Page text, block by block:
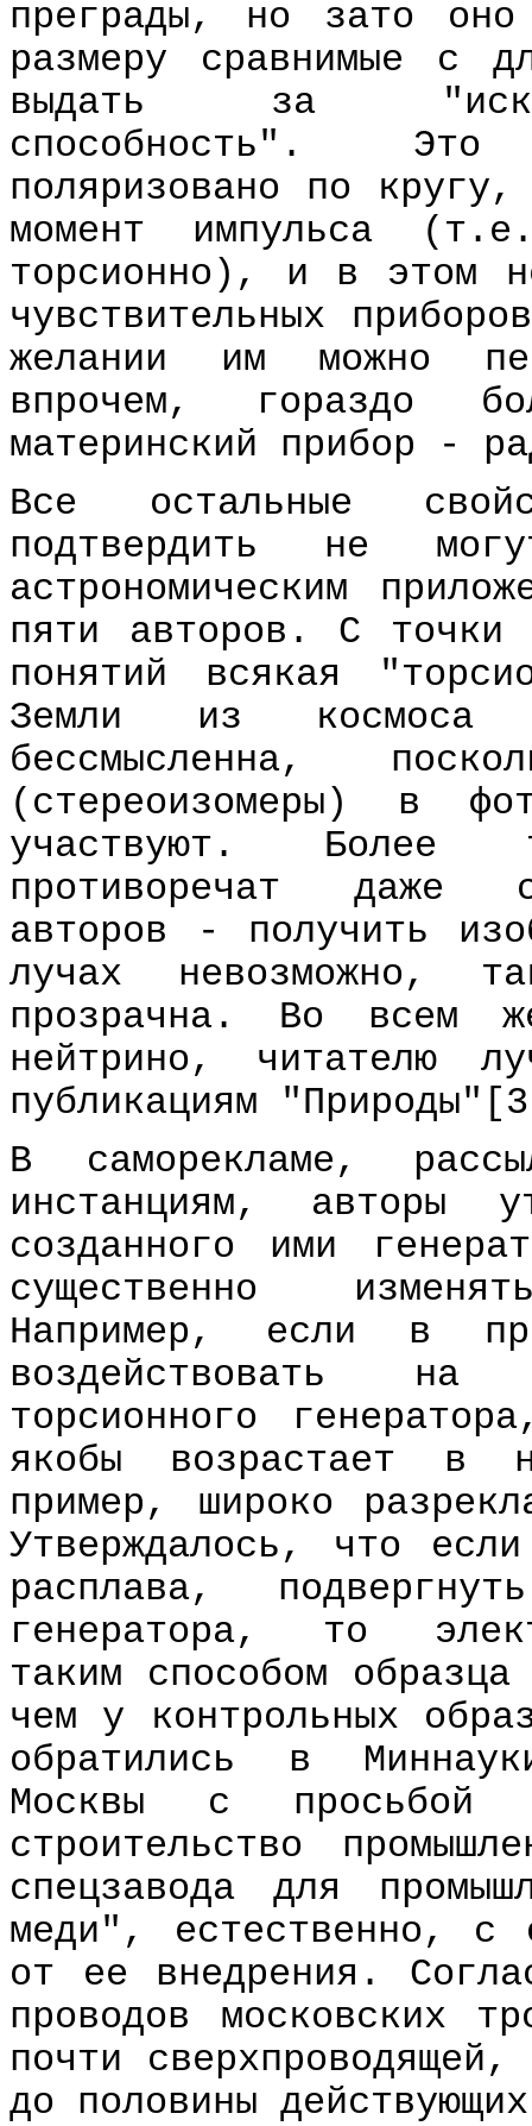
преграды, но зато
размеру сравнимые с
выдать за
способность". Это
поляризовано по кругу,
момент импульса
торсионно), и в этом
чувствительных
желании им можно
впрочем, гораздо
материнский прибор -
Все остальные
подтвердить не
астрономическим
пяти авторов. С точки
понятий всякая
Земли из
бессмысленна,
(стереоизомеры) в
участвуют. Более
противоречат даже
авторов - получить
лучах невозможно,
прозрачна. Во всем
нейтрино, читателю
публикациям
В саморекламе,
инстанциям, авторы
созданного ими
существенно
Hапример, если в
воздействовать
торсионного
якобы возрастает в
пример, широко
Утверждалось, что
расплава,
генератора, то
таким способом
чем у контрольных
обратились в
Москвы с просьбой
строительство
спецзавода для
меди", естественно, с
от ее внедрения.
проводов московских
почти
до половины